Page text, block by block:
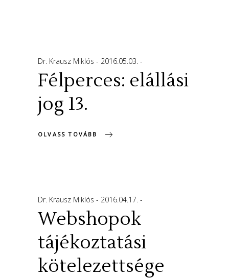
Dr. Krausz Miklós 2016.05.03.
Félperces: elállási
jog 13.
OLVASS TOVÁBB
Dr. Krausz Miklós 2016.04.17.
Webshopok
tájékoztatási
kötelezettsége